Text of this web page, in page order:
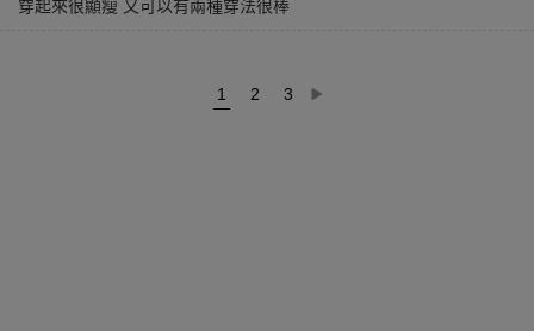
穿起來很顯瘦 又可以有兩種穿法很棒
1 2 3